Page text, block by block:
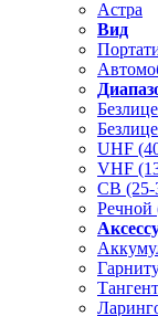
Астра
Вид
UHF
VHF
CB